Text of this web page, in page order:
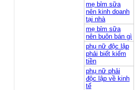
mẹ bỉm sữa
nên kinh doanh
tại nhà
mẹ bỉm sữa
nên buôn bán gì
phụ nữ độc lập
phải biết kiếm
tiền
phụ nữ phải
độc lập về kinh
tế